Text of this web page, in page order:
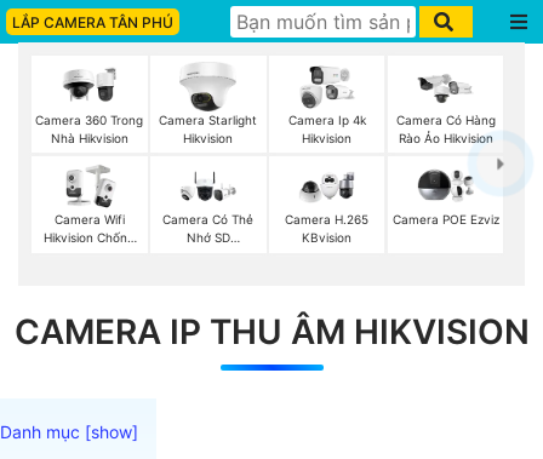
LẮP CAMERA TÂN PHÚ
Camera 360 Trong
Nhà Hikvision
Camera Starlight
Hikvision
Camera Ip 4k
Hikvision
Camera Có Hàng
Rào Ảo Hikvision
Camera Wifi
Hikvision Chống
Camera Có Thẻ
Nhớ SD
Camera H.265
KBvision
Camera POE Ezviz
CAMERA IP THU ÂM HIKVISION